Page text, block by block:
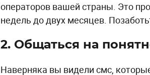
операторов вашей страны. Это
недель до двух месяцев.
2. Общаться на
Наверняка вы видели смс,